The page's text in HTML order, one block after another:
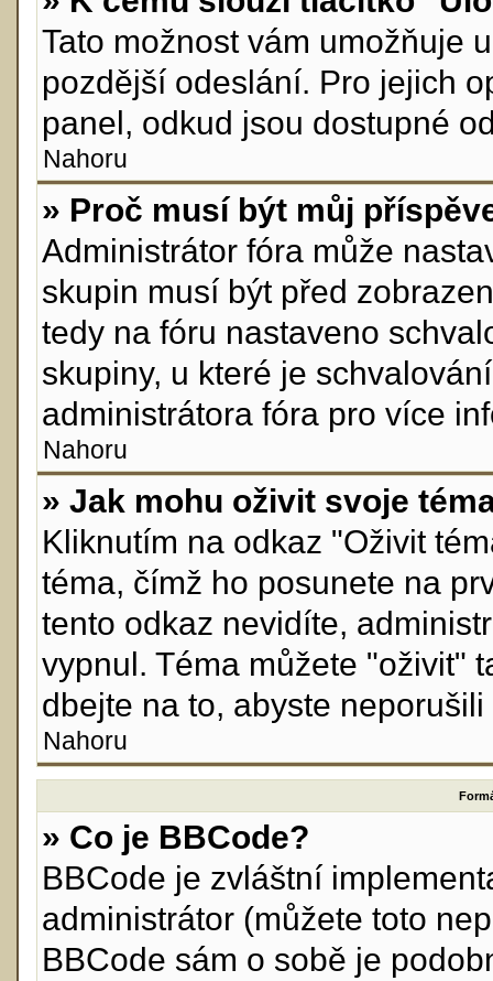
Tato možnost vám umožňuje
pozdější odeslání. Pro jejich
panel, odkud jsou dostupné
Nahoru
» Proč musí být můj
Administrátor fóra může
skupin musí být před
tedy na fóru nastaveno
skupiny, u které je
administrátora fóra pro více
Nahoru
» Jak mohu oživit svoje
Kliknutím na odkaz "Oživit
téma, čímž ho posunete na
tento odkaz nevidíte,
vypnul. Téma můžete "oživit"
dbejte na to, abyste
Nahoru
» Co je BBCode?
BBCode je zvláštní
administrátor (můžete toto
BBCode sám o sobě je